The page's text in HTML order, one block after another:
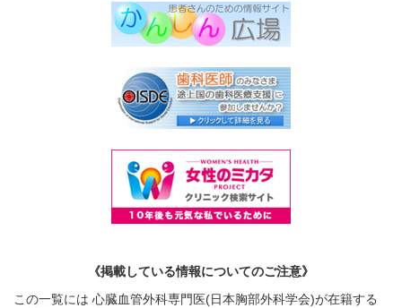
《掲載している情報についてのご注意》
この一覧には 心臓血管外科専門医(日本胸部外科学会)が在籍する